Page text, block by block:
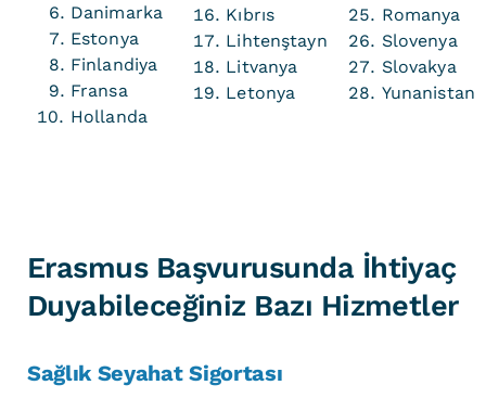
Danimarka
Estonya
Finlandiya
Fransa
Hollanda
Kıbrıs
Lihtenştayn
Litvanya
Letonya
Romanya
Slovenya
Slovakya
Yunanistan
Erasmus Başvurusunda İhtiyaç
Duyabileceğiniz Bazı Hizmetler
Sağlık Seyahat Sigortası